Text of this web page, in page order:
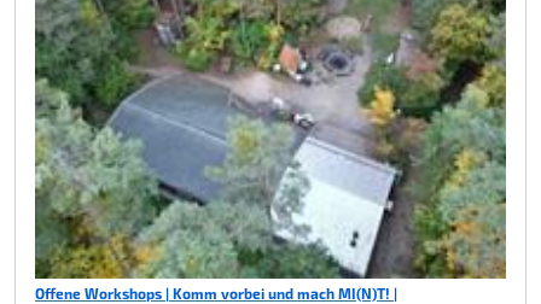
Offene Workshops | Komm vorbei und mach MI(N)T! |